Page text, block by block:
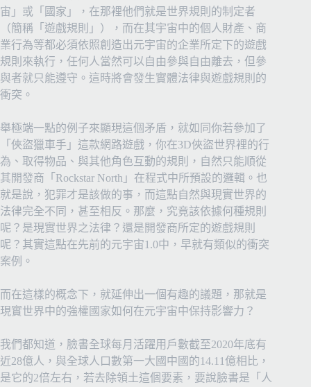
宙」或「國家」，在那裡他們就是世界規則的制定者
（簡稱「遊戲規則」），而在其宇宙中的個人財產、商
業行為等都必須依照創造出元宇宙的企業所定下的遊戲
規則來執行，任何人當然可以自由參與自由離去，但參
與者就只能遵守。這時將會發生實體法律與遊戲規則的
衝突。
舉極端一點的例子來顯現這個矛盾，就如同你若參加了
「俠盜獵車手」這款網路遊戲，你在3D俠盜世界裡的行
為、取得物品、與其他角色互動的規則，自然只能順從
其開發商「Rockstar North」在程式中所預設的邏輯。也
就是說，犯罪才是該做的事，而這點自然與現實世界的
法律完全不同，甚至相反。那麼，究竟該依據何種規則
呢？是現實世界之法律？還是開發商所定的遊戲規則
呢？其實這點在先前的元宇宙1.0中，早就有類似的衝突
案例。
而在這樣的概念下，就延伸出一個有趣的議題，那就是
現實世界中的強權國家如何在元宇宙中保持影響力？
我們都知道，臉書全球每月活躍用戶數截至2020年底有
近28億人，與全球人口數第一大國中國的14.11億相比，
是它的2倍左右，若去除領土這個要素，要說臉書是「人